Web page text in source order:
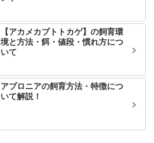
【アカメカブトトカゲ】の飼育環
境と方法・餌・値段・慣れ方につ
いて
アブロニアの飼育方法・特徴につ
いて解説！